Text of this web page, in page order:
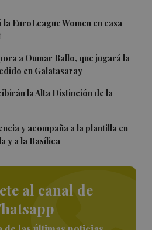
EuroLeague Women en casa
a Oumar Ballo, que jugará la
en Galatasaray
la Alta Distinción de la
y acompaña a la plantilla en
y a la Basílica
al canal de